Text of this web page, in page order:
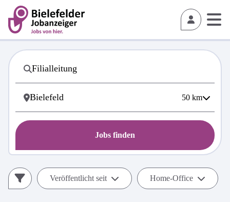
50 km
Jobs finden
Veröffentlicht seit Home-Office